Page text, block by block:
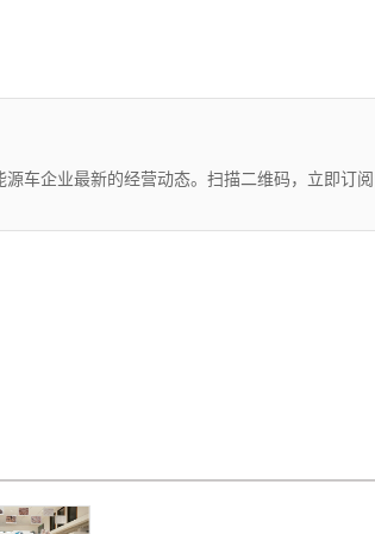
车企业最新的经营动态。扫描二维码，立即订